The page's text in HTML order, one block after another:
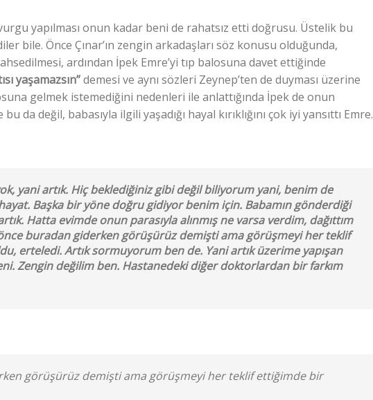
yapılması onun kadar beni de rahatsız etti doğrusu. Üstelik bu
bile. Önce Çınar’ın zengin arkadaşları söz konusu olduğunda,
ardından İpek Emre’yi tıp balosuna davet ettiğinde
yaşamazsın”demesi ve aynı sözleri Zeynep’ten de duyması üzerine
gelmek istemediğini nedenleri ile anlattığında İpek de onun
da değil, babasıyla ilgili yaşadığı hayal kırıklığını çok iyi yansıttı Emre.
yani artık. Hiç beklediğiniz gibi değil biliyorum yani, benim de
Başka bir yöne doğru gidiyor benim için. Babamın gönderdiği
Hatta evimde onun parasıyla alınmış ne varsa verdim, dağıttım
buradan giderken görüşürüz demişti ama görüşmeyi her teklif
erteledi. Artık sormuyorum ben de. Yani artık üzerime yapışan
Zengin değilim ben. Hastanedeki diğer doktorlardan bir farkım
görüşürüz demişti ama görüşmeyi her teklif ettiğimde bir